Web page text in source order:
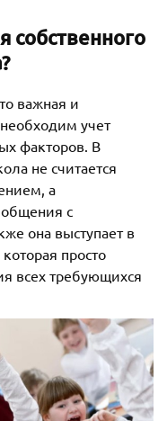
собственного
важная и
учет
факторов. В
не считается
а
с
она выступает в
просто
всех требующихся